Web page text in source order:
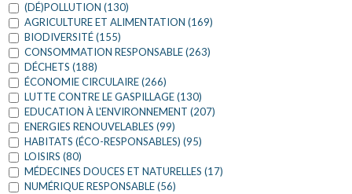
(DÉ)POLLUTION (130)
AGRICULTURE ET ALIMENTATION (169)
BIODIVERSITÉ (155)
CONSOMMATION RESPONSABLE (263)
DÉCHETS (188)
ÉCONOMIE CIRCULAIRE (266)
LUTTE CONTRE LE GASPILLAGE (130)
EDUCATION À L'ENVIRONNEMENT (207)
ENERGIES RENOUVELABLES (99)
HABITATS (ÉCO-RESPONSABLES) (95)
LOISIRS (80)
MÉDECINES DOUCES ET NATURELLES (17)
NUMÉRIQUE RESPONSABLE (56)